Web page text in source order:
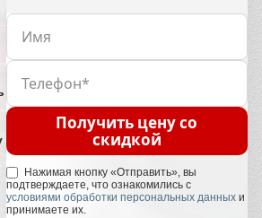
Получить цену со
скидкой
Нажимая кнопку «Отправить», вы
подтверждаете, что ознакомились с
условиями обработки персональных данныхи
принимаете их.